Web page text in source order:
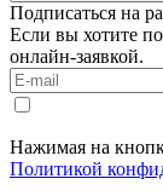
Подписаться на
Если вы хотите
онлайн-заявкой.
Нажимая на
Политикой